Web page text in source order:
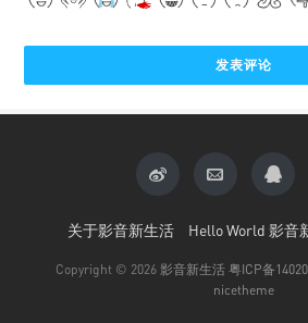
关于影音新生活 Hello World 影音
Copyright © 2026 影音新生活 粤ICP备
nicetheme